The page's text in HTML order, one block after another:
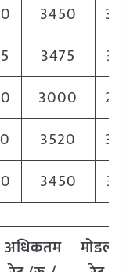
3450
3475
3000
3520
3450
अधिकतम
मोडल